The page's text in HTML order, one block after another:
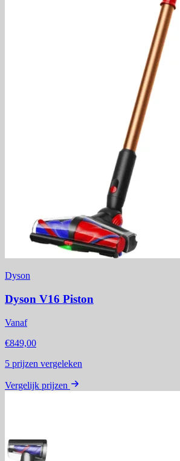
Dyson
Dyson V16 Piston
Vanaf
€849,00
5 prijzen vergeleken
Vergelijk prijzen